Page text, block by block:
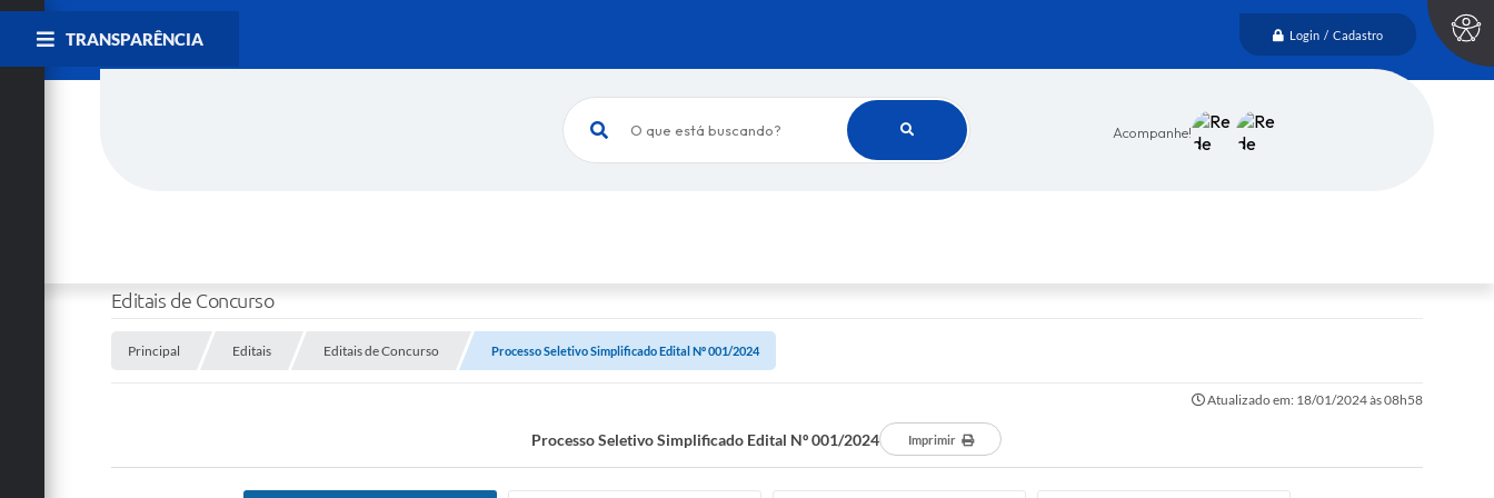
Login / Cadastro
O que está buscando? Acompanhe!
TRANSPARÊNCIA
Editais de Concurso
Principal Editais Editais de Concurso Processo Seletivo Simplificado Edital Nº 001/2024
Atualizado em: 18/01/2024 às 08h58
Processo Seletivo Simplificado Edital Nº 001/2024 Imprimir